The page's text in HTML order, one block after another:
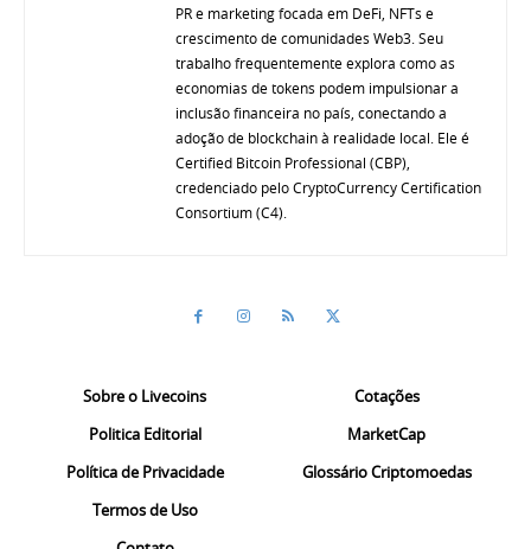
PR e marketing focada em DeFi, NFTs e
crescimento de comunidades Web3. Seu
trabalho frequentemente explora como as
economias de tokens podem impulsionar a
inclusão financeira no país, conectando a
adoção de blockchain à realidade local. Ele é
Certified Bitcoin Professional (CBP),
credenciado pelo CryptoCurrency Certification
Consortium (C4).
Sobre o Livecoins
Politica Editorial
Política de Privacidade
Termos de Uso
Cotações
MarketCap
Glossário Criptomoedas